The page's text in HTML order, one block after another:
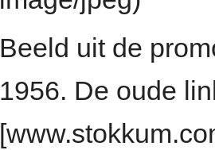
Beeld uit de
1956. De oude